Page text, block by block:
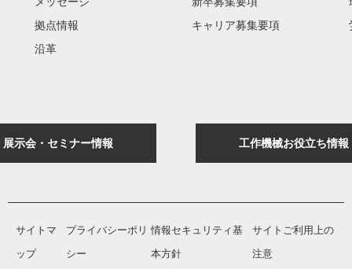
拠点情報
沿革
キャリア募集要項
展示会・セミナー情報 工作機械お役立ち情報
サイトマ
ップ
プライバシーポリ
シー
情報セキュリティ基
本方針
サイトご利用上の
注意